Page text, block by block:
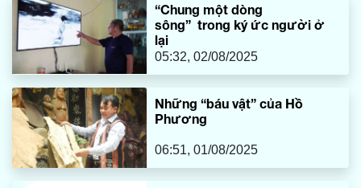
“Chung một dòng
sông” trong ký ức người ở
lại
05:32, 02/08/2025
Những “báu vật” của Hồ
Phương
06:51, 01/08/2025